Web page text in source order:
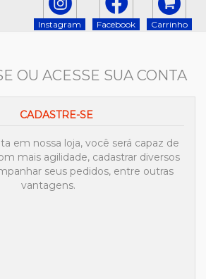
Carrinho
Facebook
Instagram
OU ACESSE SUA CONTA
CADASTRE-SE
em nossa loja, você será capaz de
mais agilidade, cadastrar diversos
seus pedidos, entre outras
vantagens.